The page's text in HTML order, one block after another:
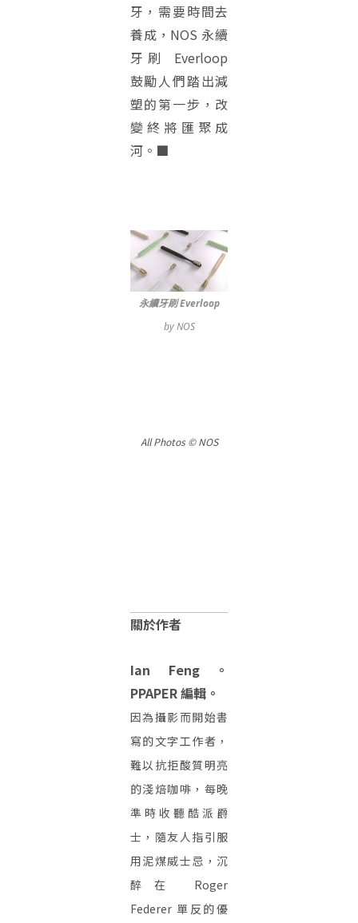
牙，需要時間去
養成，NOS 永續
牙刷 Everloop
鼓勵人們踏出減
塑的第一步，改
變終將匯聚成
河。■
永續牙刷 Everloop
by NOS
All Photos © NOS
關於作者
Ian Feng。
PPAPER 編輯。
因為攝影而開始書
寫的文字工作者，
難以抗拒酸質明亮
的淺焙咖啡，每晚
準時收聽酷派爵
士，隨友人指引服
用泥煤威士忌，沉
醉在 Roger
Federer 單反的優